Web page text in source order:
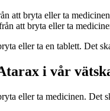
att bryta eller ta
att bryta eller ta
eller ta en tablett. Det
i vår
eller ta medicinen.